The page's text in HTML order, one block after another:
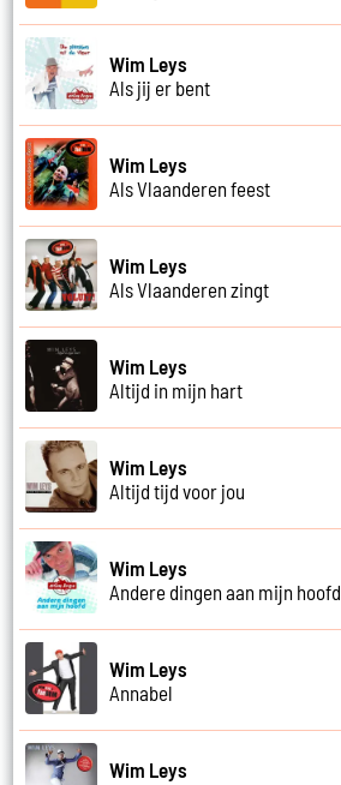
Wim Leys
Als jij er bent
Wim Leys
Als Vlaanderen feest
Wim Leys
Als Vlaanderen zingt
Wim Leys
Altijd in mijn hart
Wim Leys
Altijd tijd voor jou
Wim Leys
Andere dingen aan mijn hoofd
Wim Leys
Annabel
Wim Leys